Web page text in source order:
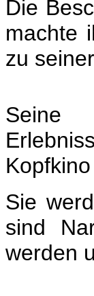
Die
machte
zu
Seine
Sie
sind
werden